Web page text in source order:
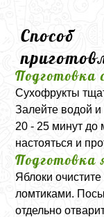
Способ
Подготовка
Сухофрукты
Залейте водой
20 - 25 минут до
настояться и
Подготовка
Яблоки
ломтиками.
отдельно